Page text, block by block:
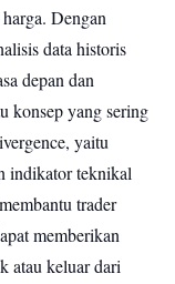
Dengan
data historis
depan dan
konsep yang sering
yaitu
indikator teknikal
trader
memberikan
atau keluar dari